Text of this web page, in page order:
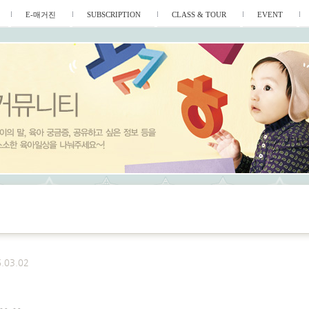
E-매거진 SUBSCRIPTION CLASS & TOUR EVENT